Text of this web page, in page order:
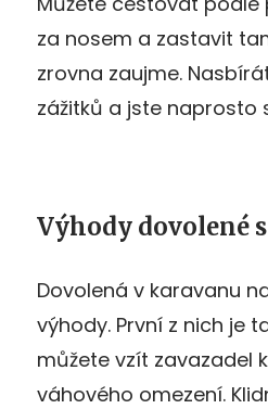
za nosem a zastavit
zrovna zaujme.
zážitků a jste naprosto
Výhody dovolené
Dovolená v karavanu
výhody. První z nich je
můžete vzít zavazadel
váhového omezení.